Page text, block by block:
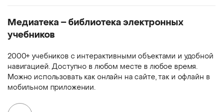
Медиатека – библиотека электронных
учебников
2000+ учебников с интерактивными объектами и удобной
навигацией. Доступно в любом месте в любое время.
Можно использовать как онлайн на сайте, так и офлайн в
мобильном приложении.